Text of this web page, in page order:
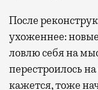
После
ухоженнее:
ловлю себя на
перестроилось
кажется, тоже